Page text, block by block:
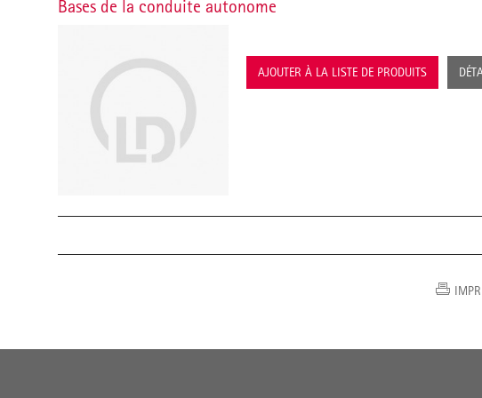
Bases de la conduite autonome
AJOUTER À LA LISTE DE PRODUITS